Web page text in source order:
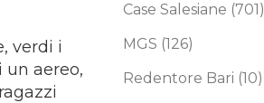
verdi i
un aereo,
Case Salesiane (701)
MGS (126)
Redentore Bari (10)